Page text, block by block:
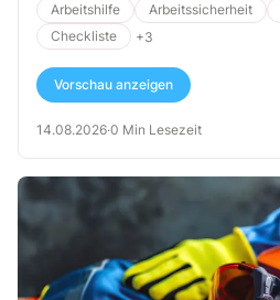
Arbeitshilfe Arbeitssicherheit
Checkliste
+3
Vorschau anzeigen
14.08.2026·0 Min Lesezeit